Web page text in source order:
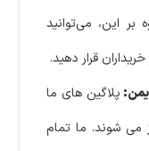
این، می‌توانید
قرار دهید.
پلاگین های ما
می شوند. ما تمام